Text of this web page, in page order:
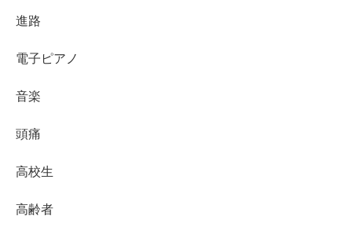
進路
電子ピアノ
音楽
頭痛
高校生
高齢者